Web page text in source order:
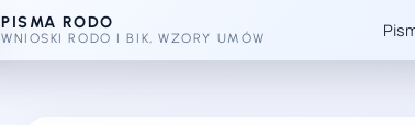
PISMA RODO
WNIOSKI RODO I BIK, WZORY UMÓW